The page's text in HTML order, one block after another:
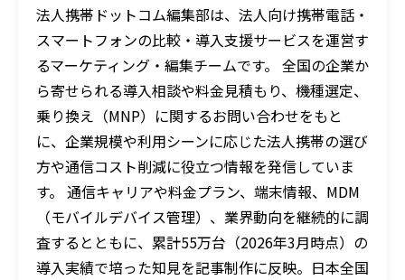
法人携帯ドットコム編集部は、法人向け携帯電話・
スマートフォンの比較・導入支援サービスを運営す
るマーケティング・編集チームです。 全国の企業か
ら寄せられる導入相談や料金見積もり、機種選定、
乗り換え（MNP）に関するお問い合わせをもと
に、企業規模や利用シーンに応じた法人携帯の選び
方や通信コスト削減に役立つ情報を発信していま
す。 通信キャリアや料金プラン、端末情報、MDM
（モバイルデバイス管理）、業界動向を継続的に調
査するとともに、累計55万台（2026年3月時点）の
導入実績で培った知見を記事制作に反映。日本全国